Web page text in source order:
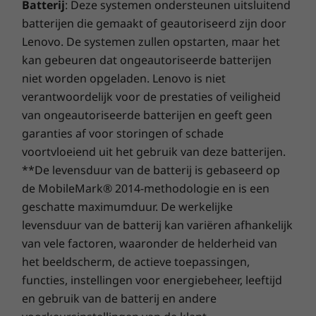
poort. Met snelle WiFi 6 maak je moeiteloos
verbinding met drukken openbare platforms,
terwijl vertraging en buffering worden
voorkomen. En via het optionele 4G WWAN*
kun je snel en veilig verbinding maken met je
netwerk en ononderbroken video streamen,
zelfs buiten het bereik van wifinetwerken.
* De beschikbaarheid van optioneel WWAN verschilt per regio. Dit moet
worden geconfigureerd op het moment van aankoop. Hiervoor is een
netwerkserviceprovider vereist.
Bellen met één druk op de knop en met
Als je moet bellen, onderdrukken de dubbele
microfoon en de Dolby®Premium-app op de
ThinkPad L14 Gen 2 achtergrondgeluiden,
RJ45
MicroSD-kaart
Optioneel: smartcardlezer
Overdrachtssnelheden van USB-poorten zijn bij benadering en afhankelijk van vele
factoren, zoals de verwerkingscapaciteit van host-/randapparatuur,
bestandskenmerken, systeemconfiguratie en gebruiksomgeving. De werkelijke
snelheden variëren en zijn mogelijk lager dan verwacht.
Toetsenbord
Optioneel: witte led-achtergrondverlichting
Morsbestendig
Gesprekstoetsen (F9-F11)
Certificeringen
Energy Star
8.0
EPEAT®Gold
Batterij: Deze systemen ondersteunen uitsluitend
batterijen die gemaakt of geautoriseerd zijn door
Lenovo. De systemen zullen opstarten, maar het
kan gebeuren dat ongeautoriseerde batterijen
niet worden opgeladen. Lenovo is niet
verantwoordelijk voor de prestaties of veiligheid
van ongeautoriseerde batterijen en geeft geen
garanties af voor storingen of schade
voortvloeiend uit het gebruik van deze batterijen.
**De levensduur van de batterij is gebaseerd op
de MobileMark® 2014-methodologie en is een
geschatte maximumduur. De werkelijke
levensduur van de batterij kan variëren afhankelijk
van vele factoren, waaronder de helderheid van
het beeldscherm, de actieve toepassingen,
functies, instellingen voor energiebeheer, leeftijd
en gebruik van de batterij en andere